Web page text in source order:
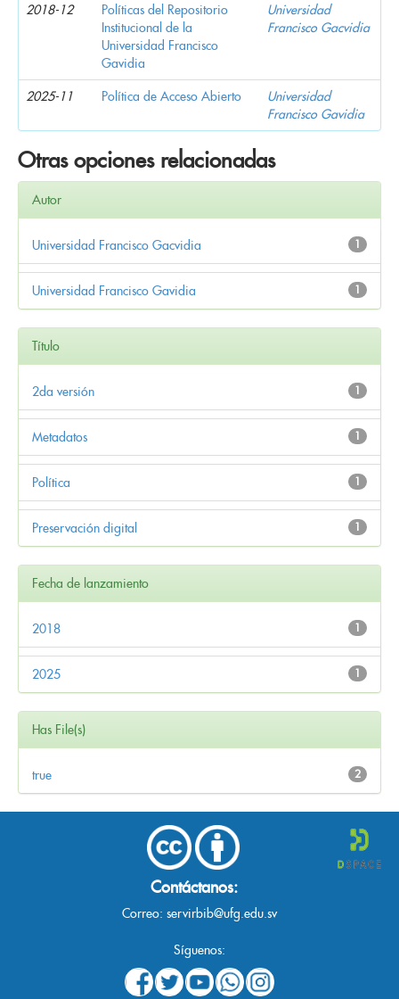
2018-12
Políticas del Repositorio
Institucional de la
Universidad Francisco
Gavidia
Universidad
Francisco Gacvidia
2025-11 Política de Acceso Abierto
Universidad
Francisco Gavidia
Otras opciones relacionadas
Autor
1
Universidad Francisco Gacvidia
1
Universidad Francisco Gavidia
Título
1
2da versión
1
Metadatos
1
Política
1
Preservación digital
Fecha de lanzamiento
1
2018
1
2025
Has File(s)
2
true
Contáctanos:
Correo: servirbib@ufg.edu.sv
Síguenos: